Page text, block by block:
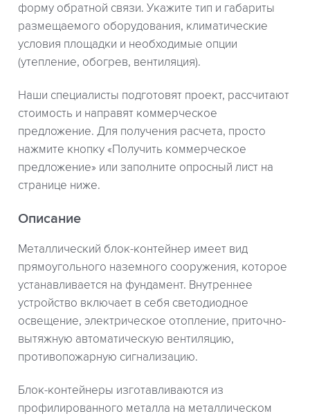
форму обратной связи. Укажите тип и габариты
размещаемого оборудования, климатические
условия площадки и необходимые опции
(утепление, обогрев, вентиляция).
Наши специалисты подготовят проект, рассчитают
стоимость и направят коммерческое
предложение. Для получения расчета, просто
нажмите кнопку «Получить коммерческое
предложение» или заполните опросный лист на
странице ниже.
Описание
Металлический блок-контейнер имеет вид
прямоугольного наземного сооружения, которое
устанавливается на фундамент. Внутреннее
устройство включает в себя светодиодное
освещение, электрическое отопление, приточно-
вытяжную автоматическую вентиляцию,
противопожарную сигнализацию.
Блок-контейнеры изготавливаются из
профилированного металла на металлическом